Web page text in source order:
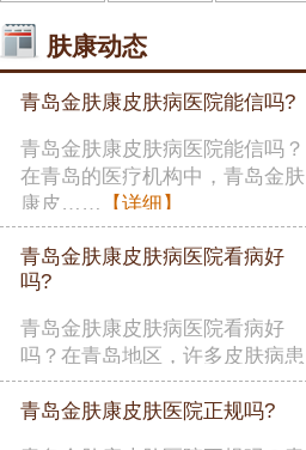
肤康动态
青岛金肤康皮肤病医院能信吗?
青岛金肤康皮肤病医院能信吗？
在青岛的医疗机构中，青岛金肤
康皮…… 【详细】
青岛金肤康皮肤病医院看病好
吗?
青岛金肤康皮肤病医院看病好
吗？在青岛地区，许多皮肤病患
者在……【详细】
青岛金肤康皮肤医院正规吗?